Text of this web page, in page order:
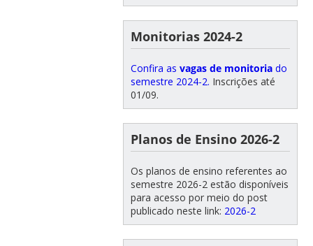
Monitorias 2024-2
Confira as vagas de monitoriado
semestre 2024-2. Inscrições até
01/09.
Planos de Ensino 2026-2
Os planos de ensino referentes ao
semestre 2026-2 estão disponíveis
para acesso por meio do post
publicado neste link: 2026-2